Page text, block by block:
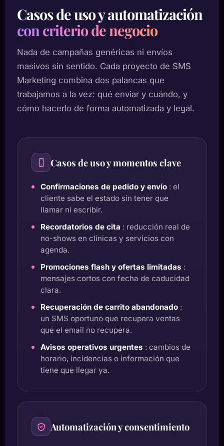
Casos de uso y automatización
con criterio de negocio
Nada de campañas genéricas ni envíos
masivos sin sentido. Cada proyecto de SMS
Marketing combina dos palancas que
trabajamos a la vez: qué enviar y cuándo, y
cómo hacerlo de forma automatizada y legal.
Casos de uso y momentos clave
Confirmaciones de pedido y envío : el
cliente sabe el estado sin tener que
llamar ni escribir.
Recordatorios de cita : reducción real de
no-shows en clínicas y servicios con
agenda.
Promociones flash y ofertas limitadas :
mensajes cortos con fecha de caducidad
clara.
Recuperación de carrito abandonado :
un SMS oportuno que recupera ventas
que el email no recupera.
Avisos operativos urgentes : cambios de
horario, incidencias o información que
tiene que llegar ya.
Automatización y consentimiento